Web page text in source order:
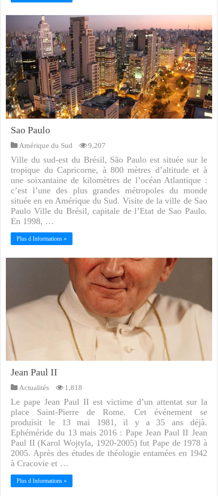
Sao Paulo
Amérique du Sud 9,207
Ville du sud-est du Brésil, São Paulo est située sur le
tropique du Capricorne, à 800 mètres d’altitude et à
une soixantaine de kilomètres de l’océan Atlantique :
c’est l’une des plus grandes métropoles du monde
située en en Amérique du Sud. Visite de la ville de Sao
Paulo Ville du Brésil, capitale de l’Etat de Sao Paulo.
En 1998, …
Plus d Informations »
Jean Paul II
Actualités 1,818
Le pape Jean Paul II est victime d’un attentat sur la
place Saint-Pierre de Rome. Cet événement se
produisit le 13 mai 1981, il y a 35 ans déjà.
Ephéméride du 13 mais 2016 : Pape Jean Paul II Jean
Paul II (Karol Wojtyla, 1920-2005) fut Pape de 1978 à
2005. Après des études de théologie entamées en 1942
à Cracovie et …
Plus d Informations »